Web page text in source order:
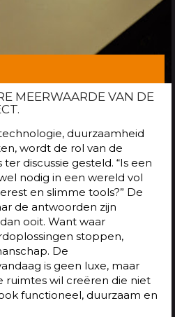
MEERWAARDE VAN DE
duurzaamheid
wordt de rol van de
discussie gesteld. “Is een
nodig in een wereld vol
en slimme tools?” De
de antwoorden zijn
ooit. Want waar
stoppen,
De
is geen luxe, maar
ruimtes wil creëren die niet
functioneel, duurzaam en